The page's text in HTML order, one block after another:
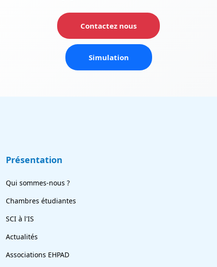
Contactez nous
Simulation
Présentation
Qui sommes-nous ?
Chambres étudiantes
SCI à l'IS
Actualités
Associations EHPAD